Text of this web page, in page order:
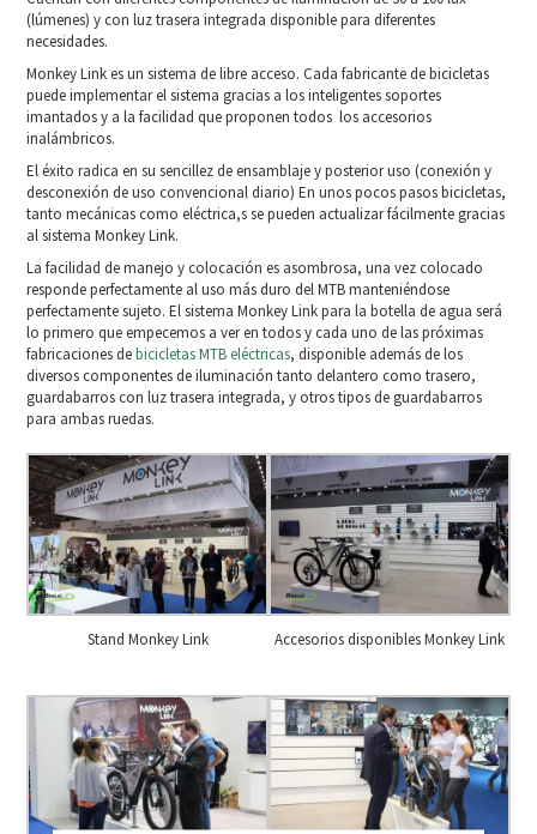
(lúmenes) y con luz trasera integrada disponible para diferentes
necesidades.
Monkey Link es un sistema de libre acceso. Cada fabricante de bicicletas
puede implementar el sistema gracias a los inteligentes soportes
imantados y a la facilidad que proponen todos los accesorios
inalámbricos.
El éxito radica en su sencillez de ensamblaje y posterior uso (conexión y
desconexión de uso convencional diario) En unos pocos pasos bicicletas,
tanto mecánicas como eléctrica,s se pueden actualizar fácilmente gracias
al sistema Monkey Link.
La facilidad de manejo y colocación es asombrosa, una vez colocado
responde perfectamente al uso más duro del MTB manteniéndose
perfectamente sujeto. El sistema Monkey Link para la botella de agua será
lo primero que empecemos a ver en todos y cada uno de las próximas
fabricaciones debicicletas MTB eléctricas, disponible además de los
diversos componentes de iluminación tanto delantero como trasero,
guardabarros con luz trasera integrada, y otros tipos de guardabarros
para ambas ruedas.
Stand Monkey Link Accesorios disponibles Monkey Link